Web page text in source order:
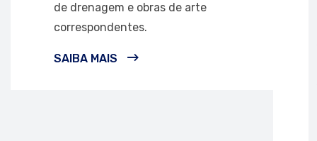
de drenagem e obras de arte
correspondentes.
SAIBA MAIS